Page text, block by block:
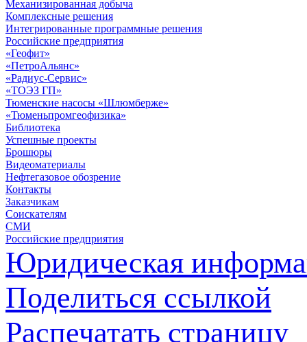
Механизированная добыча
Комплексные решения
Интегрированные программные решения
Российские предприятия
«Геофит»
«ПетроАльянс»
«Радиус-Сервис»
«ТОЭЗ ГП»
Тюменские насосы «Шлюмберже»
«Тюменьпромгеофизика»
Библиотека
Успешные проекты
Брошюры
Видеоматериалы
Нефтегазовое обозрение
Контакты
Заказчикам
Соискателям
СМИ
Российские предприятия
Юридическая
Поделиться ссылкой
Распечатать страницу